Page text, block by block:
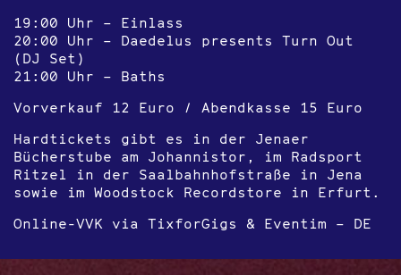
19:00 Uhr – Einlass
20:00 Uhr – Daedelus presents Turn Out
(DJ Set)
21:00 Uhr – Baths
Vorverkauf 12 Euro / Abendkasse 15 Euro
Hardtickets gibt es in der Jenaer
Bücherstube am Johannistor, im Radsport
Ritzel in der Saalbahnhofstraße in Jena
sowie im Woodstock Recordstore in Erfurt.
Online-VVK via TixforGigs & Eventim – DE